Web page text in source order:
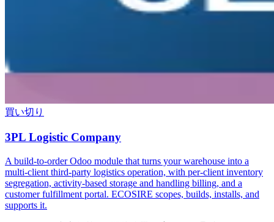
買い切り
3PL Logistic Company
A build-to-order Odoo module that turns your warehouse into a
multi-client third-party logistics operation, with per-client inventory
segregation, activity-based storage and handling billing, and a
customer fulfillment portal. ECOSIRE scopes, builds, installs, and
supports it.